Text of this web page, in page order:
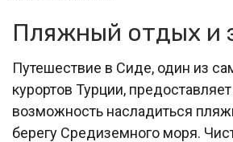
Пляжный отдых и
Путешествие в Сиде, один из
курортов Турции,
возможность насладиться
берегу Средиземного моря.